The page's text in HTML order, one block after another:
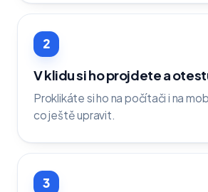
2
V klidu si ho projdete a
Proklikáte si ho na počítači i na
co ještě upravit.
3